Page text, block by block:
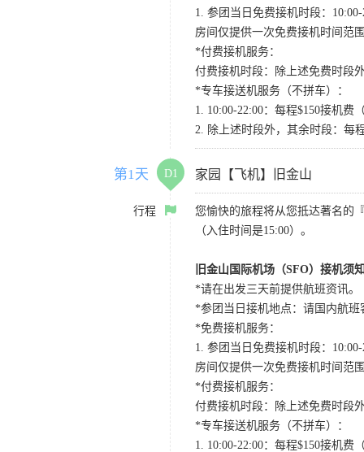
1. 参团当日免费接机时段：
房间仅提供一次免费接机时间范
*付费接机服务：
付费接机时段：除上述免费时段
*专车接送机服务（不拼车）：
1. 10:00-22:00：每程$150接机
2. 除上述时段外，其余时段：每
第1天 D1 家园【飞机】旧金山
行程
您愉快的旅程将从您抵达著名的
（入住时间是15:00）。
旧金山国际机场（SFO）接机须
*请在出发三天前提供航班资讯。
*参团当日接机地点：请国内航班
*免费接机服务：
1. 参团当日免费接机时段：
房间仅提供一次免费接机时间范
*付费接机服务：
付费接机时段：除上述免费时段
*专车接送机服务（不拼车）：
1. 10:00-22:00：每程$150接机